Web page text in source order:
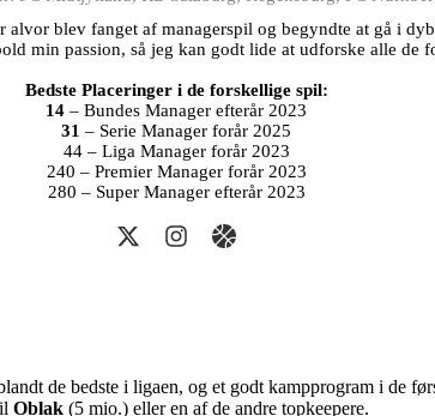
blev fanget af managerspil og begyndte at gå i
min passion, så jeg kan godt lide at udforske alle de
Bedste Placeringer i de forskellige spil:
14 – Bundes Manager efterår 2023
31 – Serie Manager forår 2025
44 – Liga Manager forår 2023
240 – Premier Manager forår 2023
280 – Super Manager efterår 2023
de bedste i ligaen, og et godt kampprogram i de
Oblak (5 mio.) eller en af de andre topkeepere.